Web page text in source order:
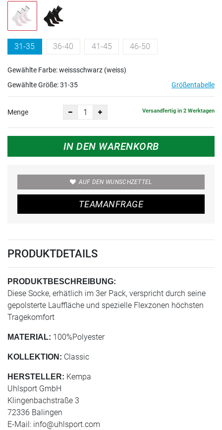
31-35 36-40 41-45 46-50
Gewählte Farbe: weissschwarz (weiss)
Gewählte Größe:31-35 Größentabelle
Menge Versandfertig in 2 Werktagen
IN DEN WARENKORB
AUF DEN WUNSCHZETTEL
TEAMANFRAGE
PRODUKTDETAILS
PRODUKTBESCHREIBUNG:
Diese Socke, erhätlich im 3er Pack, verspricht durch seine
gepolsterte Lauffläche und spezielle Flexzonen höchsten
Tragekomfort
MATERIAL: 100%Polyester
KOLLEKTION: Classic
HERSTELLER: Kempa
Uhlsport GmbH
Klingenbachstraße 3
72336 Balingen
E-Mail: info@uhlsport.com